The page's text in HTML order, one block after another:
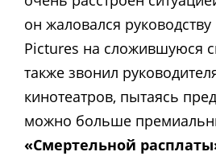
он жаловался
Pictures на сложившуюся
также звонил
кинотеатров, пытаясь
можно больше
«Смертельной